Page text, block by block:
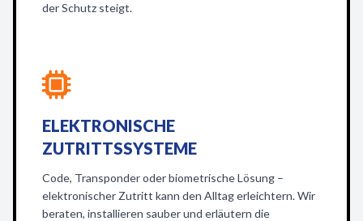
der Schutz steigt.
ELEKTRONISCHE
ZUTRITTSSYSTEME
Code, Transponder oder biometrische Lösung –
elektronischer Zutritt kann den Alltag erleichtern. Wir
beraten, installieren sauber und erläutern die